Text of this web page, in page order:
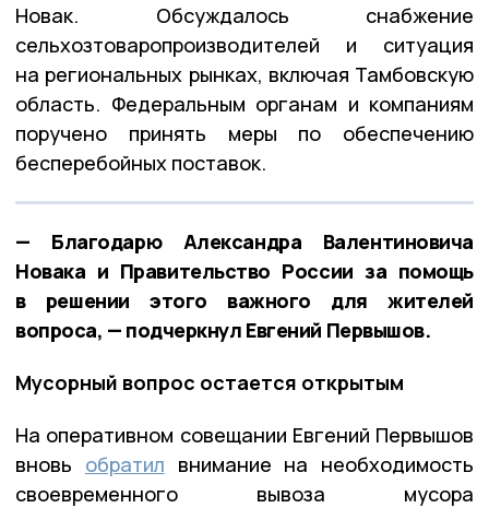
Новак. Обсуждалось снабжение
сельхозтоваропроизводителей и ситуация
на региональных рынках, включая Тамбовскую
область. Федеральным органам и компаниям
поручено принять меры по обеспечению
бесперебойных поставок.
— Благодарю Александра Валентиновича
Новака и Правительство России за помощь
в решении этого важного для жителей
вопроса, — подчеркнул Евгений Первышов.
Мусорный вопрос остается открытым
На оперативном совещании Евгений Первышов
вновь обратил внимание на необходимость
своевременного вывоза мусора